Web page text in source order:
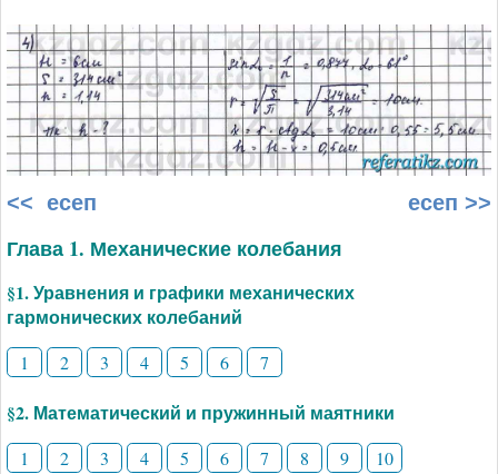
<< есеп есеп >>
Глава 1. Механические колебания
§1. Уравнения и графики механических
гармонических колебаний
1 2 3 4 5 6 7
§2. Математический и пружинный маятники
1 2 3 4 5 6 7 8 9 10